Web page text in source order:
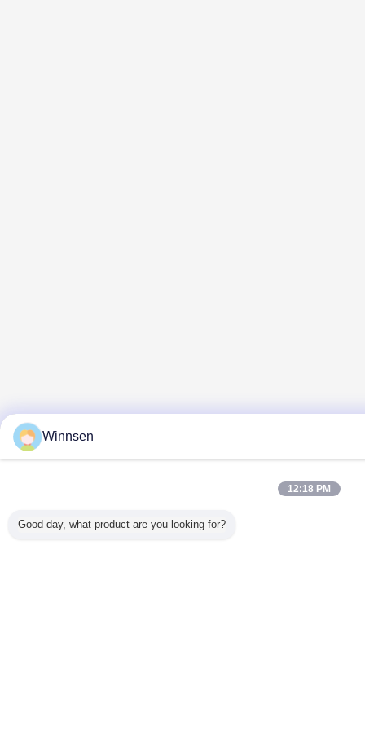
Winnsen
12:18 PM
Good day, what product are you looking for?